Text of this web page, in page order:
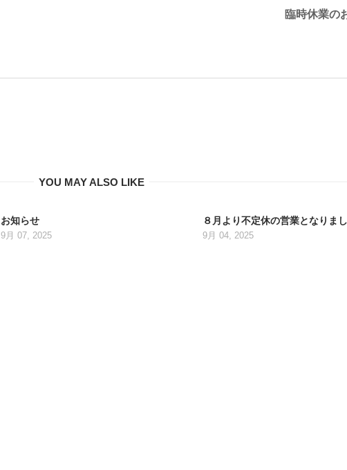
臨時休業の
YOU MAY ALSO LIKE
お知らせ
9月 07, 2025
８月より不定休の営業となりま
9月 04, 2025